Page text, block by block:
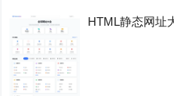
HTML静态网址